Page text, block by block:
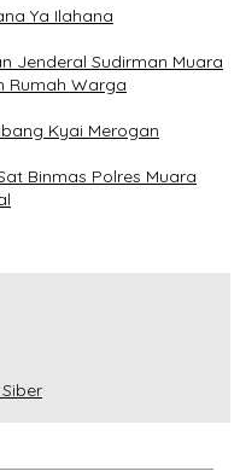
Ya Ilahana
Jenderal Sudirman Muara
Rumah Warga
Kyai Merogan
Binmas Polres Muara